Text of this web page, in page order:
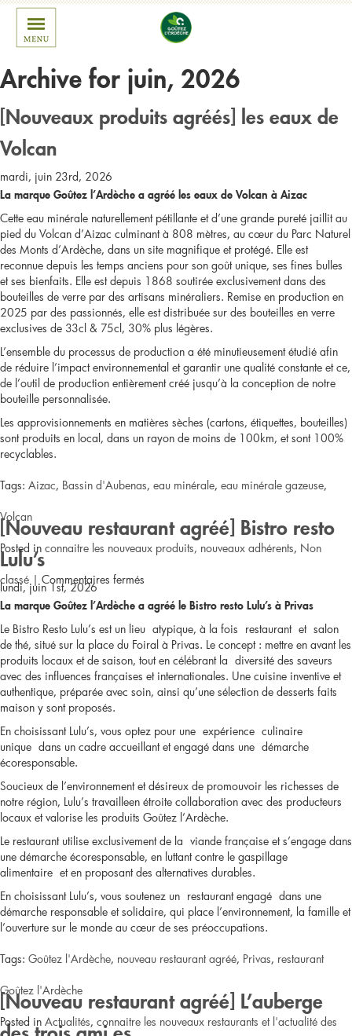
Archive for juin, 2026
[Nouveaux produits agréés] les eaux de
Volcan
mardi, juin 23rd, 2026
La marque Goûtez l’Ardèche a agréé les eaux de Volcan à Aizac
Cette eau minérale naturellement pétillante et d’une grande pureté jaillit au
pied du Volcan d’Aizac culminant à 808 mètres, au cœur du Parc Naturel
des Monts d’Ardèche, dans un site magnifique et protégé. Elle est
reconnue depuis les temps anciens pour son goût unique, ses fines bulles
et ses bienfaits.​ Elle est depuis 1868 soutirée exclusivement dans des
bouteilles de verre par des artisans minéraliers. Remise en production en
2025 par des passionnés, elle est distribuée sur des bouteilles en verre
exclusives de 33cl & 75cl, 30% plus légères.
L’ensemble du processus de production a été minutieusement étudié afin
de réduire l’impact environnemental et garantir une qualité constante et ce,
de l’outil de production entièrement créé jusqu’à la conception de notre
bouteille personnalisée.
Les approvisionnements en matières sèches (cartons, étiquettes, bouteilles)
sont produits en local, dans un rayon de moins de 100km, et sont 100%
recyclables.
Tags: Aizac, Bassin d'Aubenas, eau minérale, eau minérale gazeuse,
Volcan
Posted in connaitre les nouveaux produits, nouveaux adhérents, Non
classé | Commentaires fermés
[Nouveaux
produits
agréés]
eaux
Volcan
[Nouveau restaurant agréé] Bistro resto
Lulu’s
lundi, juin 1st, 2026
La marque Goûtez l’Ardèche a agréé le Bistro resto Lulu’s à Privas
Le Bistro Resto Lulu’s est un lieu atypique, à la fois restaurantet salon
de thé, situé sur la place du Foiral à Privas. Le concept : mettre en avant les
produits locaux et de saison, tout en célébrant la diversité des saveurs
avec des influences françaises et internationales. Une cuisine inventive et
authentique, préparée avec soin, ainsi qu’une sélection de desserts faits
maison y sont proposés.
En choisissant Lulu’s, vous optez pour une expérience culinaire
unique dans un cadre accueillant et engagé dans une démarche
écoresponsable.
Soucieux de l’environnement et désireux de promouvoir les richesses de
notre région, Lulu’s travailleen étroite collaboration avec des producteurs
locaux et valorise les produits Goûtez l’Ardèche.
Le restaurant utilise exclusivement de la viande française et s’engage dans
une démarche écoresponsable, en luttant contre le gaspillage
alimentaire et en proposant des alternatives durables.
En choisissant Lulu’s, vous soutenez un restaurant engagé dans une
démarche responsable et solidaire, qui place l’environnement, la famille et
l’ouverture sur le monde au cœur de ses préoccupations.
Tags: Goûtez l'Ardèche, nouveau restaurant agréé, Privas, restaurant
Goûtez l'Ardèche
Posted in Actualités, connaitre les nouveaux restaurants et l'actualité des
[Nouveau restaurant agréé] L’auberge
des trois ami.es